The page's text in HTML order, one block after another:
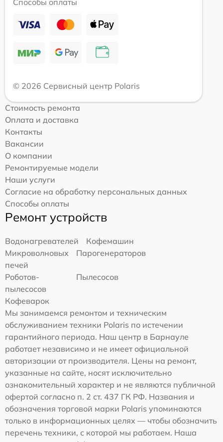
Способы оплаты
© 2026 Сервисный центр Polaris
Стоимость ремонта
Оплата и доставка
Контакты
Вакансии
О компании
Ремонтируемые модели
Наши услуги
Согласие на обработку персональных данных
Способы оплаты
Ремонт устройств
Водонагревателей
Кофемашин
Микроволновых
печей
Парогенераторов
Роботов-
пылесосов
Пылесосов
Кофеварок
Мы занимаемся ремонтом и техническим
обслуживанием техники Polaris по истечении
гарантийного периода. Наш центр в Барнауле
работает независимо и не имеет официальной
авторизации от производителя. Цены на ремонт,
указанные на сайте, носят исключительно
ознакомительный характер и не являются публичной
офертой согласно п. 2 ст. 437 ГК РФ. Названия и
обозначения торговой марки Polaris упоминаются
только в информационных целях — чтобы обозначить
перечень техники, с которой мы работаем. Наша